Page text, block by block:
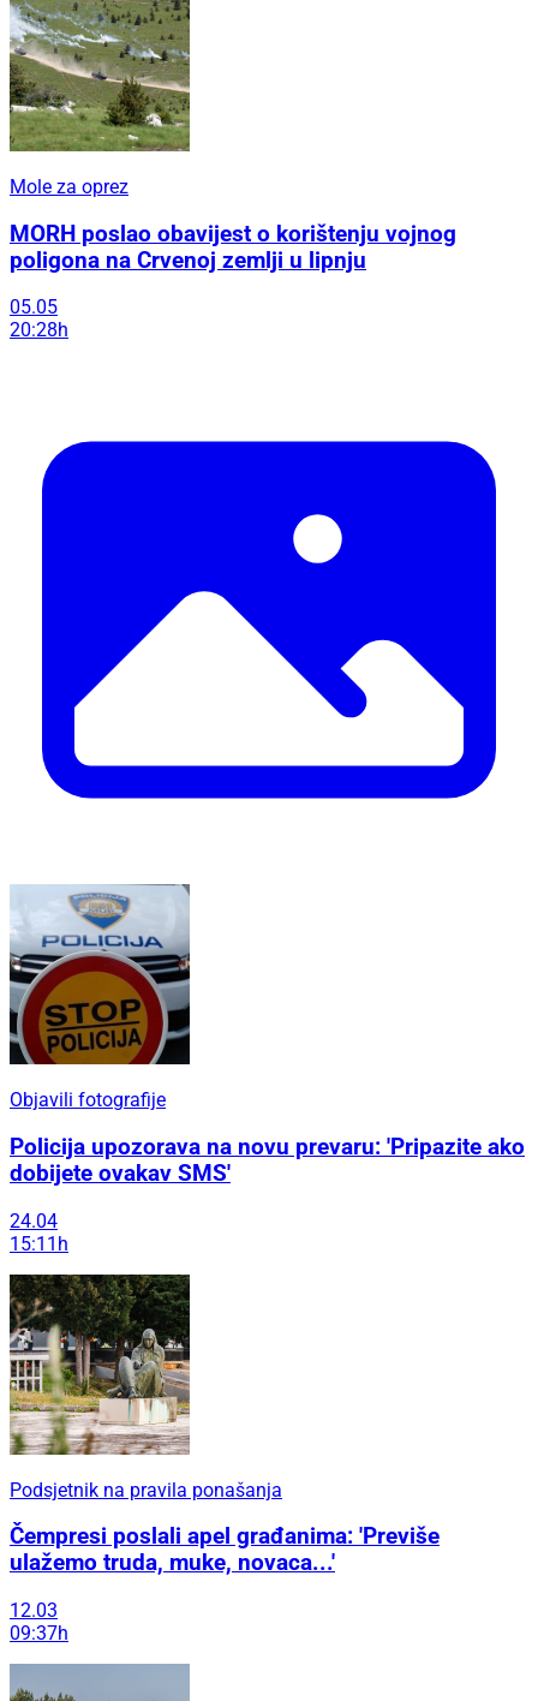
Mole za oprez
MORH poslao obavijest o korištenju vojnog
poligona na Crvenoj zemlji u lipnju
05.05
20:28h
Objavili fotografije
Policija upozorava na novu prevaru: 'Pripazite ako
dobijete ovakav SMS'
24.04
15:11h
Podsjetnik na pravila ponašanja
Čempresi poslali apel građanima: 'Previše
ulažemo truda, muke, novaca...'
12.03
09:37h